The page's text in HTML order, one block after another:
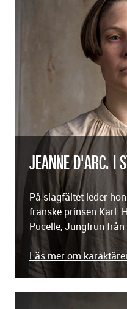
JEANNE D'ARC. I
På slagfältet leder
franske prinsen Karl.
Pucelle, Jungfrun från
Läs mer om